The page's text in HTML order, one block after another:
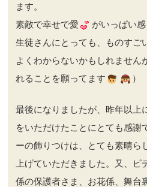
ます。
素敵で幸せで愛
がいっぱい
生徒さんにとっても、ものすご
よくわからないかもしれません
れることを願ってます
）
最後になりましたが、昨年以上
をいただけたことにとても感謝
ーの飾りつけは、とても素晴ら
上げていただきました。又、
係の保護者さま、お花係、舞台